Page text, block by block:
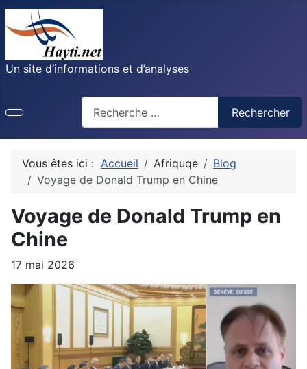
Un site d’informations et d’analyses
Rechercher
Vous êtes ici : Accueil Afriquqe
Blog
Voyage de Donald Trump en Chine
Voyage de Donald Trump en
Chine
17 mai 2026